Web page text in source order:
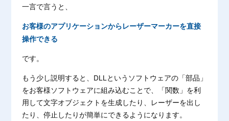
一言で言うと、
お客様のアプリケーションからレーザーマーカーを直接
操作できる
です。
もう少し説明すると、DLLというソフトウェアの「部品」
をお客様ソフトウェアに組み込むことで、「関数」を利
用して文字オブジェクトを生成したり、レーザーを出し
たり、停止したりが簡単にできるようになります。